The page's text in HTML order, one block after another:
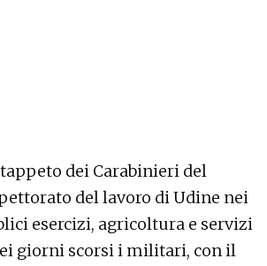
dei Carabinieri del
del lavoro di Udine nei
esercizi, agricoltura e servizi
giorni scorsi i militari, con il